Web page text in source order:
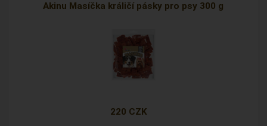
Akinu Masíčka králičí pásky pro psy 300 g
220 CZK